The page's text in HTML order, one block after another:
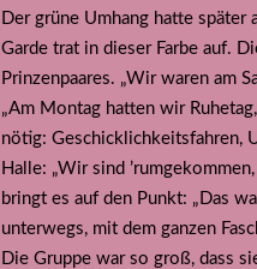
Der grüne Umhang hatte später
Garde trat in dieser Farbe auf.
Prinzenpaares. „Wir waren am
„Am Montag hatten wir
nötig: Geschicklichkeitsfahren,
Halle: „Wir sind
bringt es auf den Punkt: „Das
unterwegs, mit dem ganzen
Die Gruppe war so groß, dass